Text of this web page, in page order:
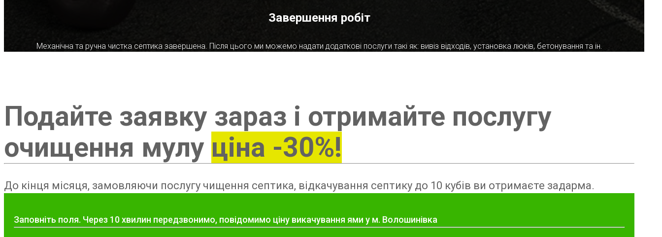
Завершення робіт
Механічна та ручна чистка септика завершена. Після цього ми можемо надати додаткові послуги такі як: вивіз відходів, установка люків, бетонування та ін.
Подайте заявку зараз і отримайте послугу
очищення мулу ціна -30%!
До кінця місяця, замовляючи послугу чищення септика, відкачування септику до 10 кубів ви отримаєте задарма.
Заповніть поля. Через 10 хвилин передзвонимо, повідомимо ціну викачування ями у м. Волошинівка